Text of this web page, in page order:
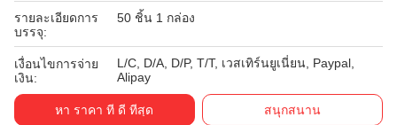
รายละเอียดการ
บรรจุ:
50 ชิ้น 1 กล่อง
เงื่อนไขการจ่าย
เงิน:
L/C, D/A, D/P, T/T, เวสเทิร์นยูเนี่ยน, Paypal,
Alipay
หา ราคา ที่ ดี ที่สุด สนุกสนาน